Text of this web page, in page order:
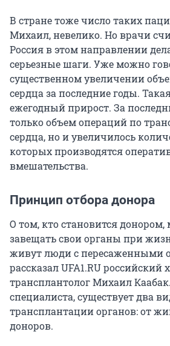
В стране тоже число таких
Михаил, невелико. Но врачи
Россия в этом направлении
серьезные шаги. Уже можно
существенном увеличении
сердца за последние годы.
ежегодный прирост. За
только объем операций по
сердца, но и увеличилось
которых производятся
вмешательства.
Принцип отбора донора
О том, кто становится
завещать свои органы при
живут люди с пересаженными
рассказал UFA1.RU российский
трансплантолог Михаил
специалиста, существует два
трансплантации органов: от
доноров.